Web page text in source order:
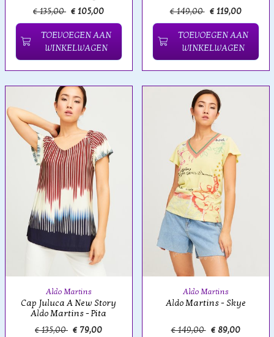
€ 135,00 € 105,00
TOEVOEGEN AAN
WINKELWAGEN
€ 149,00 € 119,00
TOEVOEGEN AAN
WINKELWAGEN
Aldo Martins
Cap Juluca A New Story
Aldo Martins - Pita
€ 135,00 € 79,00
Aldo Martins
Aldo Martins - Skye
€ 149,00 € 89,00